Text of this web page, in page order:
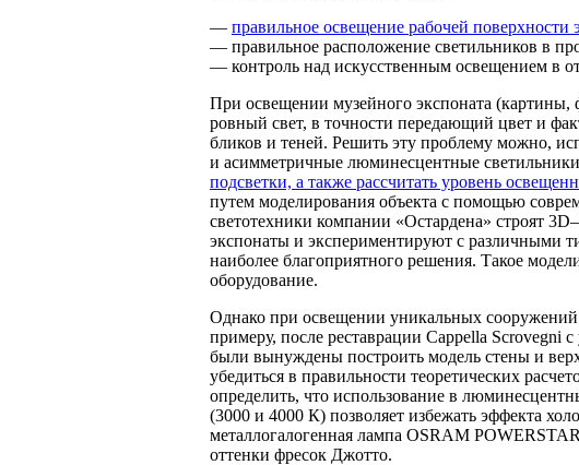
— правильное освещение рабочей поверхности
— правильное расположение светильников в
— контроль над искусственным освещением в
При освещении музейного экспоната (картины,
ровный свет, в точности передающий цвет и
бликов и теней. Решить эту проблему можно,
и асимметричные люминесцентные
подсветки, а также рассчитать уровень
путем моделирования объекта с помощью
светотехники компании «Остардена» строят
экспонаты и экспериментируют с различными
наиболее благоприятного решения. Такое
оборудование.
Однако при освещении уникальных сооружений
примеру, после реставрации Cappella
были вынуждены построить модель стены и
убедиться в правильности теоретических
определить, что использование в
(3000 и 4000 К) позволяет избежать эффекта
металлогалогенная лампа OSRAM
оттенки фресок Джотто.